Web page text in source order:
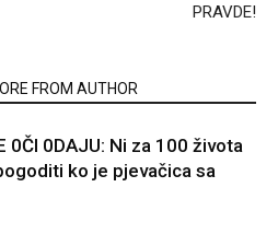
PRAVDE!
FROM AUTHOR
0Čl 0DAJU: Ni za 100 života
ko je pjevačica sa